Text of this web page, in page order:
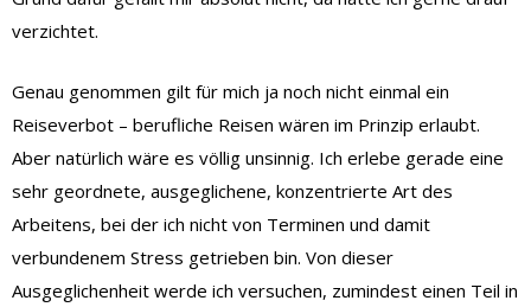
verzichtet.
Genau genommen gilt für mich ja noch nicht einmal ein
Reiseverbot – berufliche Reisen wären im Prinzip erlaubt.
Aber natürlich wäre es völlig unsinnig. Ich erlebe gerade eine
sehr geordnete, ausgeglichene, konzentrierte Art des
Arbeitens, bei der ich nicht von Terminen und damit
verbundenem Stress getrieben bin. Von dieser
Ausgeglichenheit werde ich versuchen, zumindest einen Teil in